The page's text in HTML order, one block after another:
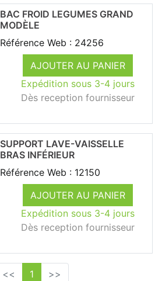
AJOUTER AU PANIER
Expédition sous 3-4 jours
Dès reception fournisseur
BAC FROID LEGUMES GRAND
MODÈLE
Référence Web : 24256
AJOUTER AU PANIER
Expédition sous 3-4 jours
Dès reception fournisseur
SUPPORT LAVE-VAISSELLE
BRAS INFÉRIEUR
Référence Web : 12150
<< 1 >>